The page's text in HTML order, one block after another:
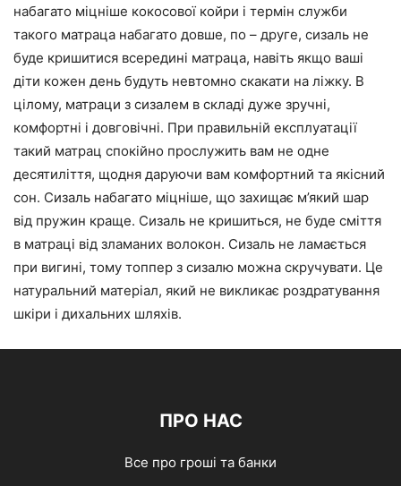
набагато міцніше кокосової койри і термін служби
такого матраца набагато довше, по – друге, сизаль не
буде кришитися всередині матраца, навіть якщо ваші
діти кожен день будуть невтомно скакати на ліжку. В
цілому, матраци з сизалем в складі дуже зручні,
комфортні і довговічні. При правильній експлуатації
такий матрац спокійно прослужить вам не одне
десятиліття, щодня даруючи вам комфортний та якісний
сон. Сизаль набагато міцніше, що захищає м’який шар
від пружин краще. Сизаль не кришиться, не буде сміття
в матраці від зламаних волокон. Сизаль не ламається
при вигині, тому топпер з сизалю можна скручувати. Це
натуральний матеріал, який не викликає роздратування
шкіри і дихальних шляхів.
ПРО НАС
Все про гроші та банки